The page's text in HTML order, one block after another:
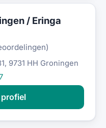
/ Eringa
9731 HH Groningen